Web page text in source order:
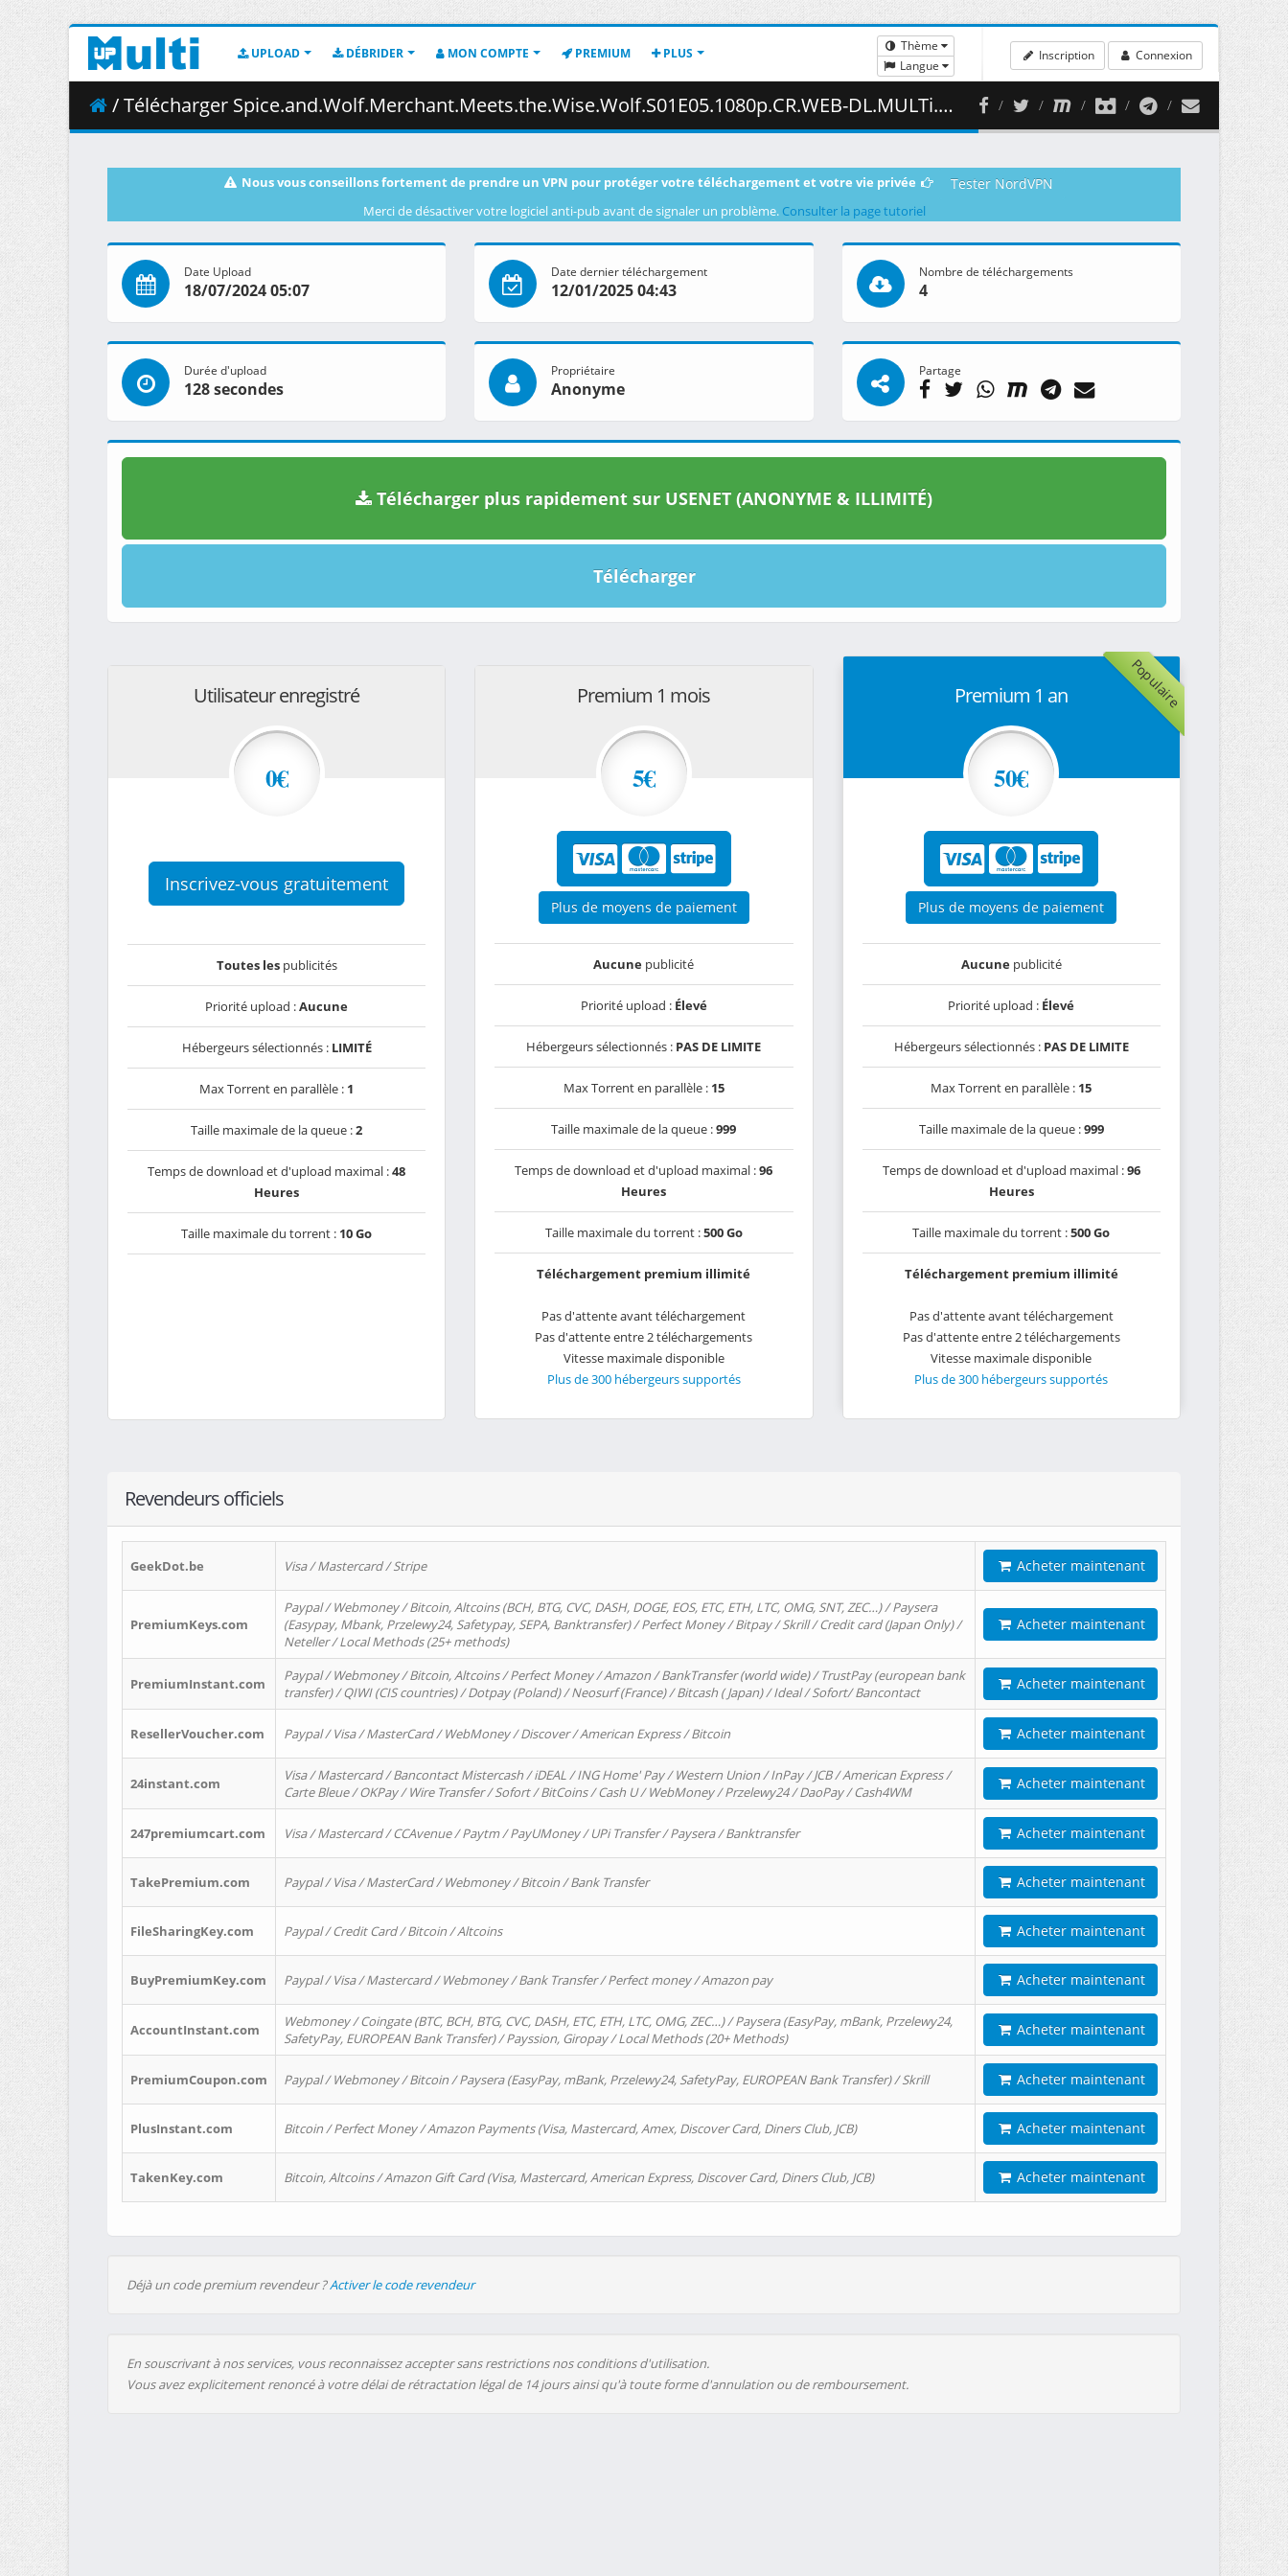
UPLOAD DÉBRIDER MON COMPTE PREMIUM PLUS
Thème
Langue
Inscription Connexion
/ Télécharger Spice.and.Wolf.Merchant.Meets.the.Wise.Wolf.S01E05.1080p.CR.WEB-DL.MULTi.AAC2.0.H.264-NanDesuKa.mkv.003 ( 484.61 MB )
Nous vous conseillons fortement de prendre un VPN pour protéger votre téléchargement et votre vie privée Tester NordVPN
Merci de désactiver votre logiciel anti-pub avant de signaler un problème. Consulter la page tutoriel
Date Upload
18/07/2024 05:07
Date dernier téléchargement
12/01/2025 04:43
Nombre de téléchargements
4
Durée d'upload
128 secondes
Propriétaire
Anonyme
Partage
Télécharger plus rapidement sur USENET (ANONYME & ILLIMITÉ)
Télécharger
Utilisateur enregistré
0€
Inscrivez-vous gratuitement
Toutes lespublicités
Priorité upload :Aucune
Hébergeurs sélectionnés : LIMITÉ
Max Torrent en parallèle : 1
Taille maximale de la queue :2
Temps de download et d'upload maximal :48
Heures
Taille maximale du torrent : 10 Go
Premium 1 mois
5€
Plus de moyens de paiement
Aucune publicité
Priorité upload : Élevé
Hébergeurs sélectionnés : PAS DE LIMITE
Max Torrent en parallèle : 15
Taille maximale de la queue :999
Temps de download et d'upload maximal :96
Heures
Taille maximale du torrent :500 Go
Téléchargement premium illimité
Pas d'attente avant téléchargement
Pas d'attente entre 2 téléchargements
Vitesse maximale disponible
Plus de 300 hébergeurs supportés
Populaire
Premium 1 an
50€
Plus de moyens de paiement
Aucunepublicité
Priorité upload : Élevé
Hébergeurs sélectionnés : PAS DE LIMITE
Max Torrent en parallèle : 15
Taille maximale de la queue :999
Temps de download et d'upload maximal :96
Heures
Taille maximale du torrent :500 Go
Téléchargement premium illimité
Pas d'attente avant téléchargement
Pas d'attente entre 2 téléchargements
Vitesse maximale disponible
Plus de 300 hébergeurs supportés
Revendeurs officiels
GeekDot.be Visa / Mastercard / Stripe Acheter maintenant
PremiumKeys.com
Paypal / Webmoney / Bitcoin, Altcoins (BCH, BTG, CVC, DASH, DOGE, EOS, ETC, ETH, LTC, OMG, SNT, ZEC…) / Paysera
(Easypay, Mbank, Przelewy24, Safetypay, SEPA, Banktransfer) / Perfect Money / Bitpay / Skrill / Credit card (Japan Only) /
Neteller / Local Methods (25+ methods)
Acheter maintenant
PremiumInstant.com
Paypal / Webmoney / Bitcoin, Altcoins / Perfect Money / Amazon / BankTransfer (world wide) / TrustPay (european bank
transfer) / QIWI (CIS countries) / Dotpay (Poland) / Neosurf (France) / Bitcash ( Japan) / Ideal / Sofort/ Bancontact
Acheter maintenant
ResellerVoucher.com Paypal / Visa / MasterCard / WebMoney / Discover / American Express / Bitcoin Acheter maintenant
24instant.com
Visa / Mastercard / Bancontact Mistercash / iDEAL / ING Home' Pay / Western Union / InPay / JCB / American Express /
Carte Bleue / OKPay / Wire Transfer / Sofort / BitCoins / Cash U / WebMoney / Przelewy24 / DaoPay / Cash4WM
Acheter maintenant
247premiumcart.com Visa / Mastercard / CCAvenue / Paytm / PayUMoney / UPi Transfer / Paysera / Banktransfer Acheter maintenant
TakePremium.com Paypal / Visa / MasterCard / Webmoney / Bitcoin / Bank Transfer Acheter maintenant
FileSharingKey.com Paypal / Credit Card / Bitcoin / Altcoins Acheter maintenant
BuyPremiumKey.com Paypal / Visa / Mastercard / Webmoney / Bank Transfer / Perfect money / Amazon pay Acheter maintenant
AccountInstant.com
Webmoney / Coingate (BTC, BCH, BTG, CVC, DASH, ETC, ETH, LTC, OMG, ZEC…) / Paysera (EasyPay, mBank, Przelewy24,
SafetyPay, EUROPEAN Bank Transfer) / Payssion, Giropay / Local Methods (20+ Methods)
Acheter maintenant
PremiumCoupon.com Paypal / Webmoney / Bitcoin / Paysera (EasyPay, mBank, Przelewy24, SafetyPay, EUROPEAN Bank Transfer) / Skrill Acheter maintenant
PlusInstant.com Bitcoin / Perfect Money / Amazon Payments (Visa, Mastercard, Amex, Discover Card, Diners Club, JCB) Acheter maintenant
TakenKey.com Bitcoin, Altcoins / Amazon Gift Card (Visa, Mastercard, American Express, Discover Card, Diners Club, JCB) Acheter maintenant
Déjà un code premium revendeur ?Activer le code revendeur
En souscrivant à nos services, vous reconnaissez accepter sans restrictions nos conditions d'utilisation.
Vous avez explicitement renoncé à votre délai de rétractation légal de 14 jours ainsi qu'à toute forme d'annulation ou de remboursement.